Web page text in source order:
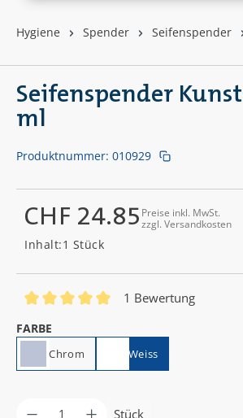
Hygiene Spender Seifenspender
Seifenspender
ml
Regulärer Preis:
CHF 24.85 Preise inkl. MwSt.
zzgl. Versandkosten
Inhalt:1 Stück
1 Bewertung
FARBE
Chrom Weiss
Produkt Anzahl: Gib den
Stück
Produktnummer: 010929